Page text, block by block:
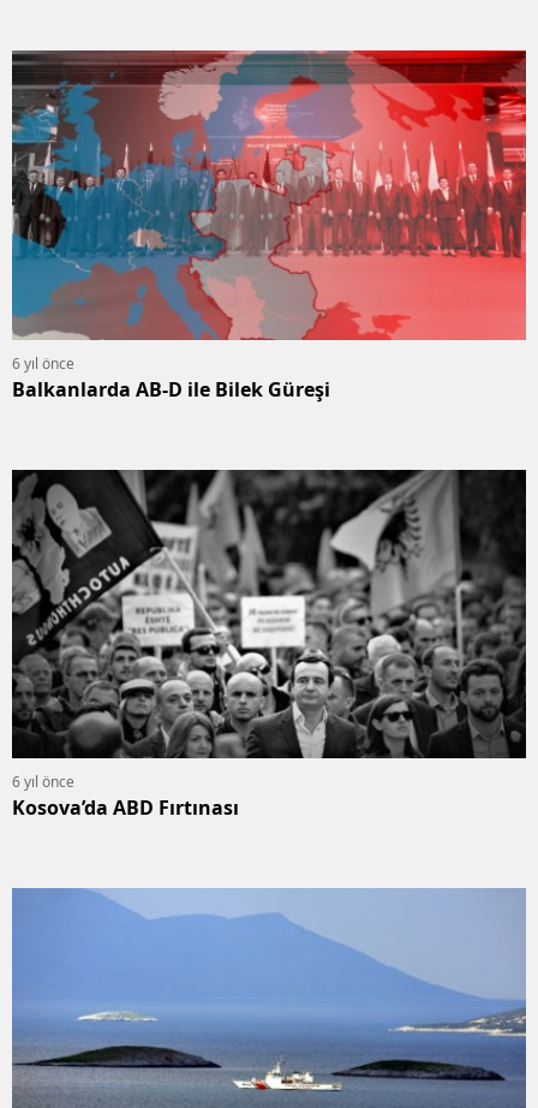
6 yıl önce
Balkanlarda AB-D ile Bilek Güreşi
6 yıl önce
Kosova’da ABD Fırtınası